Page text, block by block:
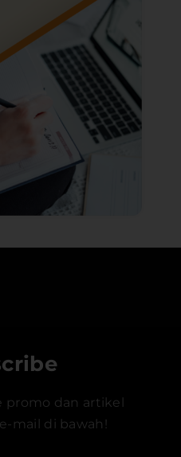
promo dan artikel
mail di bawah!